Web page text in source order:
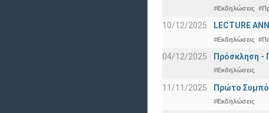
#Εκδηλώσεις
10/12/2025 LECTURE
#Εκδηλώσεις
04/12/2025 Πρόσκληση -
#Εκδηλώσεις
11/11/2025 Πρώτο
#Εκδηλώσεις